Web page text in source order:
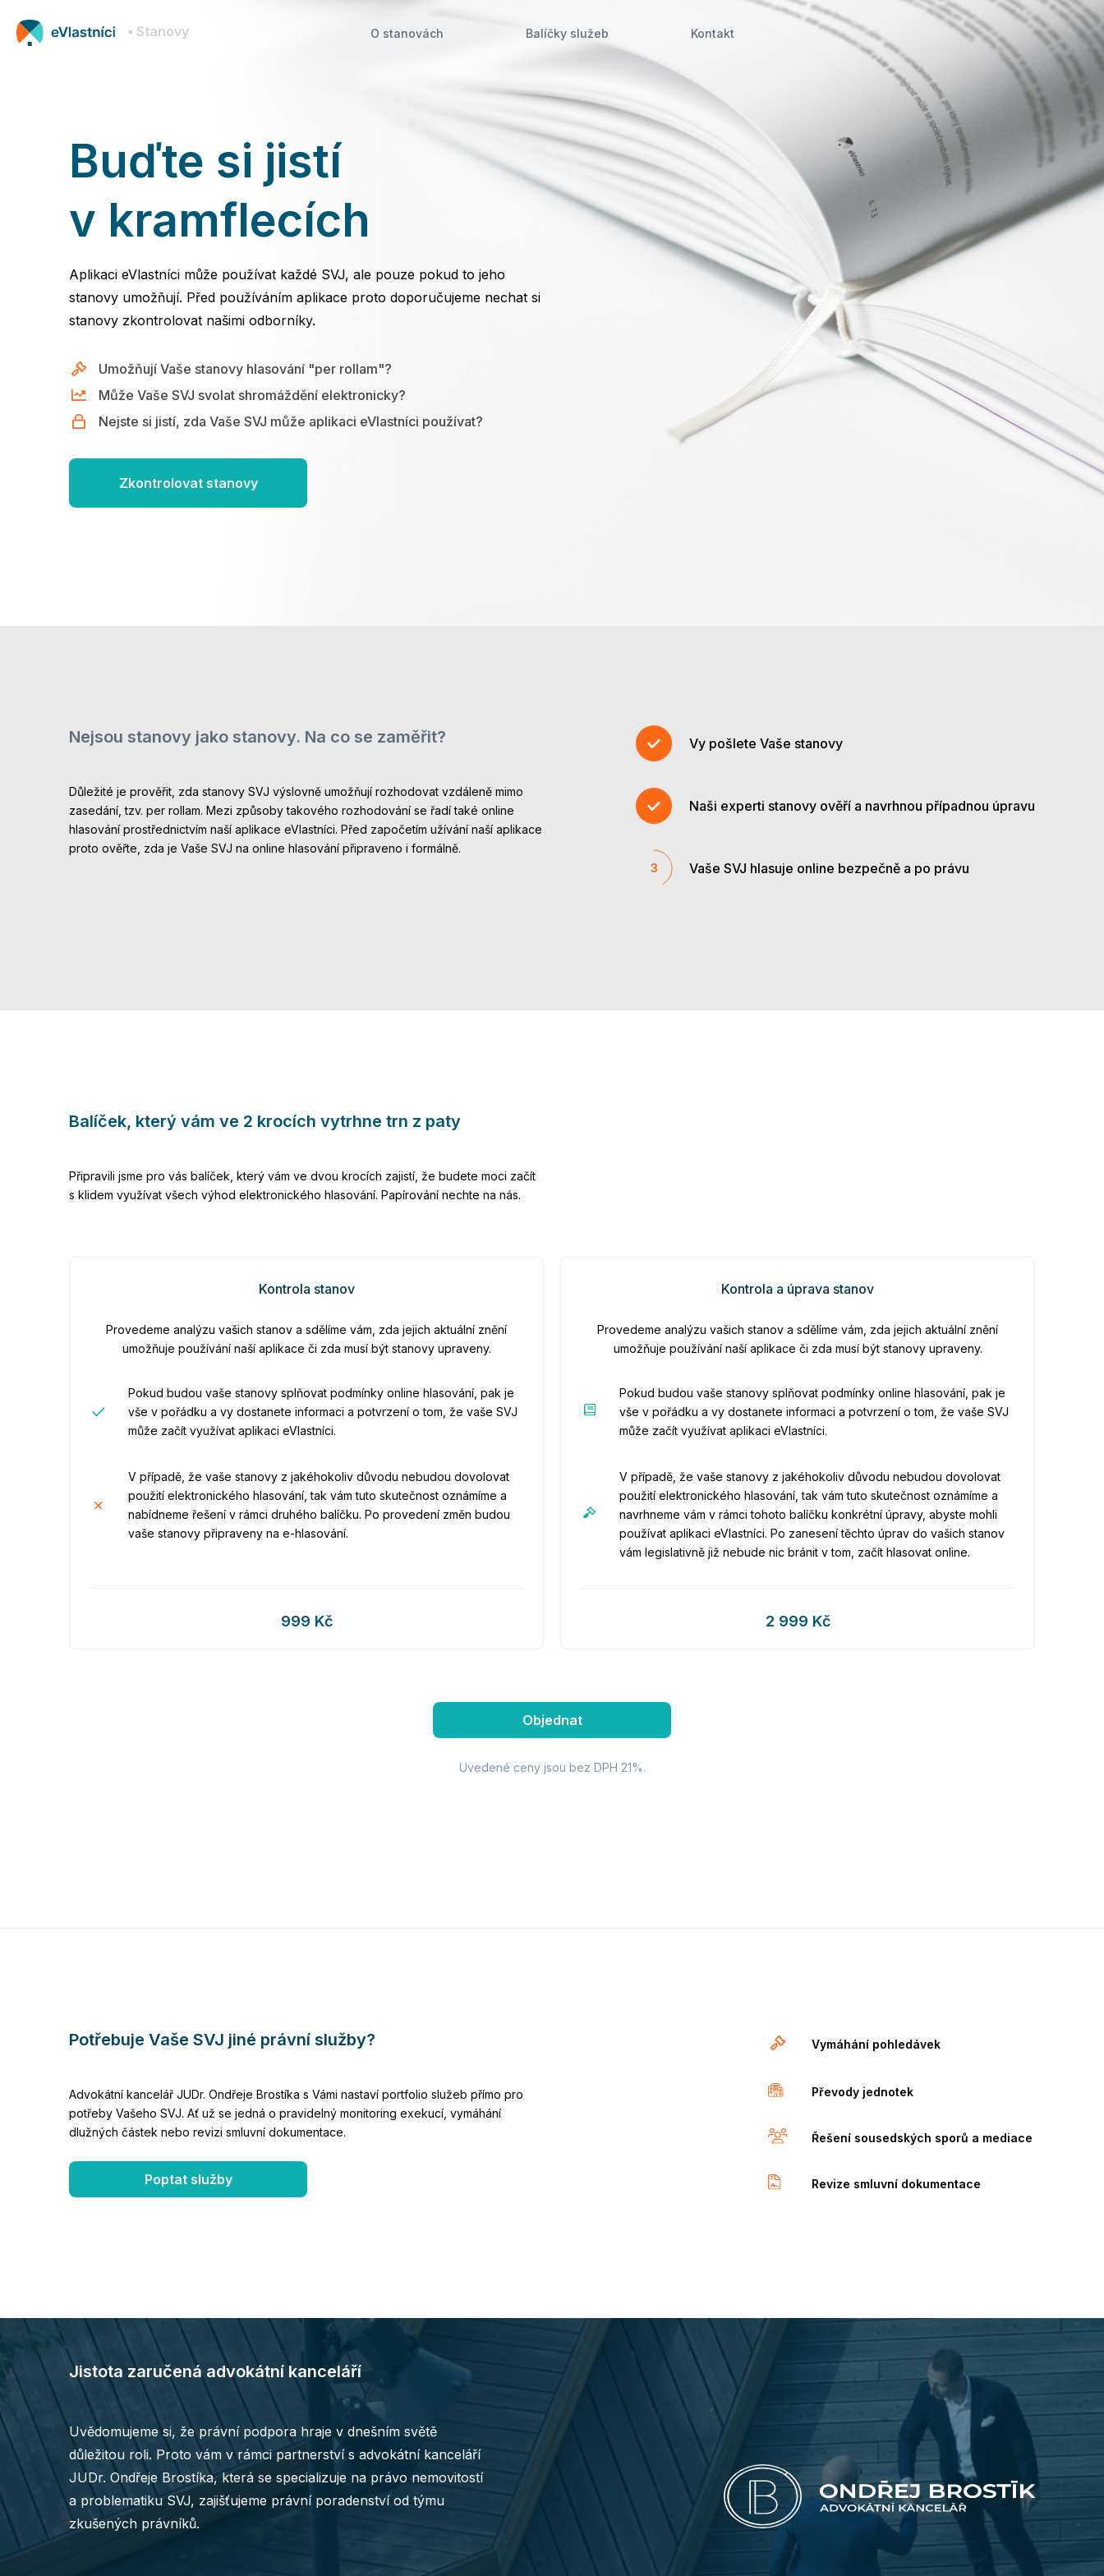
▪ Stanovy O stanovách Balíčky služeb Kontakt
Buďte si jistí
v kramflecích
Aplikaci eVlastníci může používat každé SVJ, ale pouze pokud to jeho
stanovy umožňují. Před používáním aplikace proto doporučujeme nechat si
stanovy zkontrolovat našimi odborníky.
Umožňují Vaše stanovy hlasování "per rollam"?
Může Vaše SVJ svolat shromáždění elektronicky?
Nejste si jistí, zda Vaše SVJ může aplikaci eVlastníci používat?
Zkontrolovat stanovy
Nejsou stanovy jako stanovy. Na co se zaměřit?
Důležité je prověřit, zda stanovy SVJ výslovně umožňují rozhodovat vzdáleně mimo
zasedání, tzv. per rollam. Mezi způsoby takového rozhodování se řadí také online
hlasování prostřednictvím naší aplikace eVlastníci. Před započetím užívání naší aplikace
proto ověřte, zda je Vaše SVJ na online hlasování připraveno i formálně.
1 Vy pošlete Vaše stanovy
2 Naši experti stanovy ověří a navrhnou případnou úpravu
3 Vaše SVJ hlasuje online bezpečně a po právu
Balíček, který vám ve 2 krocích vytrhne trn z paty
Připravili jsme pro vás balíček, který vám ve dvou krocích zajistí, že budete moci začít
s klidem využívat všech výhod elektronického hlasování. Papírování nechte na nás.
Kontrola stanov
Provedeme analýzu vašich stanov a sdělíme vám, zda jejich aktuální znění
umožňuje používání naší aplikace či zda musí být stanovy upraveny.
Pokud budou vaše stanovy splňovat podmínky online hlasování, pak je
vše v pořádku a vy dostanete informaci a potvrzení o tom, že vaše SVJ
může začít využívat aplikaci eVlastníci.
V případě, že vaše stanovy z jakéhokoliv důvodu nebudou dovolovat
použití elektronického hlasování, tak vám tuto skutečnost oznámíme a
nabídneme řešení v rámci druhého balíčku. Po provedení změn budou
vaše stanovy připraveny na e-hlasování.
999 Kč
Kontrola a úprava stanov
Provedeme analýzu vašich stanov a sdělíme vám, zda jejich aktuální znění
umožňuje používání naší aplikace či zda musí být stanovy upraveny.
Pokud budou vaše stanovy splňovat podmínky online hlasování, pak je
vše v pořádku a vy dostanete informaci a potvrzení o tom, že vaše SVJ
může začít využívat aplikaci eVlastníci.
V případě, že vaše stanovy z jakéhokoliv důvodu nebudou dovolovat
použití elektronického hlasování, tak vám tuto skutečnost oznámíme a
navrhneme vám v rámci tohoto balíčku konkrétní úpravy, abyste mohli
používat aplikaci eVlastníci. Po zanesení těchto úprav do vašich stanov
vám legislativně již nebude nic bránit v tom, začít hlasovat online.
2 999 Kč
Objednat
Uvedené ceny jsou bez DPH 21%.
Potřebuje Vaše SVJ jiné právní služby?
Advokátní kancelář JUDr. Ondřeje Brostíka s Vámi nastaví portfolio služeb přímo pro
potřeby Vašeho SVJ. Ať už se jedná o pravidelný monitoring exekucí, vymáhání
dlužných částek nebo revizi smluvní dokumentace.
Poptat služby
Vymáhání pohledávek
Převody jednotek
Řešení sousedských sporů a mediace
Revize smluvní dokumentace
Jistota zaručená advokátní kanceláří
Uvědomujeme si, že právní podpora hraje v dnešním světě
důležitou roli. Proto vám v rámci partnerství s advokátní kanceláří
JUDr. Ondřeje Brostíka, která se specializuje na právo nemovitostí
a problematiku SVJ, zajišťujeme právní poradenství od týmu
zkušených právníků.